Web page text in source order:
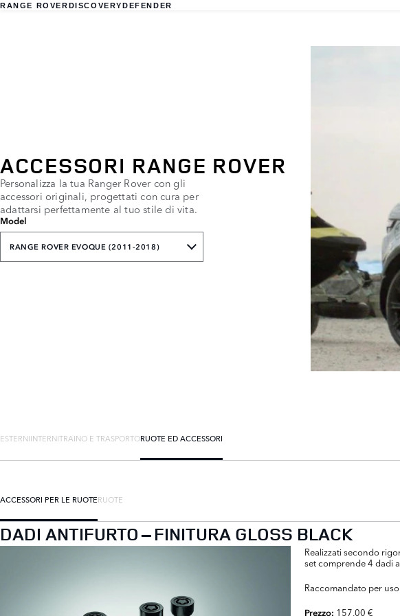
RANGE ROVERDISCOVERYDEFENDER
ACCESSORI RANGE ROVER
Personalizza la tua Ranger Rover con gli
accessori originali, progettati con cura per
adattarsi perfettamente al tuo stile di vita.
Model
RANGE ROVER EVOQUE (2011-2018)
ESTERNIINTERNITRAINO E TRASPORTORUOTE ED ACCESSORI
ACCESSORI PER LE RUOTERUOTE
DADI ANTIFURTO – FINITURA GLOSS BLACK
Realizzati secondo
set comprende 4 dadi
Raccomandato per
Prezzo: 157,00 €